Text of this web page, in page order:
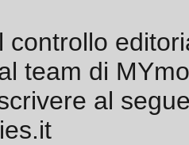
controllo
team di
al